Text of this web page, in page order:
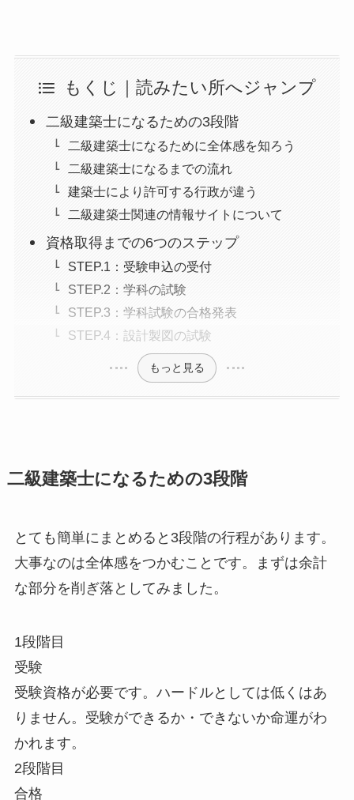
もくじ｜読みたい所へジャンプ
二級建築士になるための3段階
二級建築士になるために全体感を知ろう
二級建築士になるまでの流れ
建築士により許可する行政が違う
二級建築士関連の情報サイトについて
資格取得までの6つのステップ
STEP.1：受験申込の受付
STEP.2：学科の試験
STEP.3：学科試験の合格発表
STEP.4：設計製図の試験
もっと見る
二級建築士になるための3段階
とても簡単にまとめると3段階の行程があります。
大事なのは全体感をつかむことです。まずは余計
な部分を削ぎ落としてみました。
1段階目
受験
受験資格が必要です。ハードルとしては低くはあ
りません。受験ができるか・できないか命運がわ
かれます。
2段階目
合格